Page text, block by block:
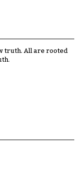
truth. All are rooted